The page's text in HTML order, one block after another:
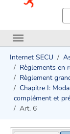
Internet SECU
Règlements en
Règlement
Chapitre I:
complément et
Art. 6